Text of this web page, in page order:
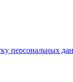
персональных